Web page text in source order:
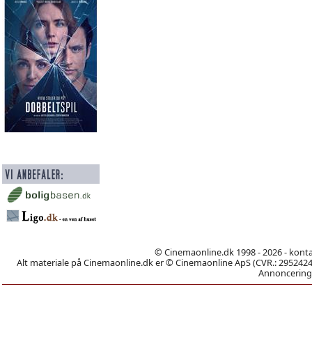
© Cinemaonline.dk 1998 - 2026 -
Alt materiale på Cinemaonline.dk er © Cinemaonline ApS (CVR.: